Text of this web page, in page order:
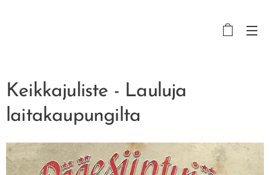
Keikkajuliste - Lauluja
laitakaupungilta